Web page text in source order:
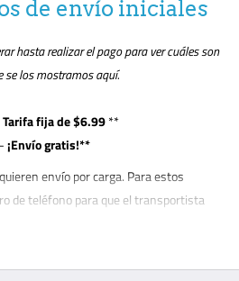
de envío iniciales
hasta realizar el pago para ver cuáles son
se los mostramos aquí.
Tarifa fija de $6.99**
¡Envío gratis!**
envío por carga. Para estos
de teléfono para que el transportista
de anotar cualquier daño en
Los envíos de carga se realizan en la